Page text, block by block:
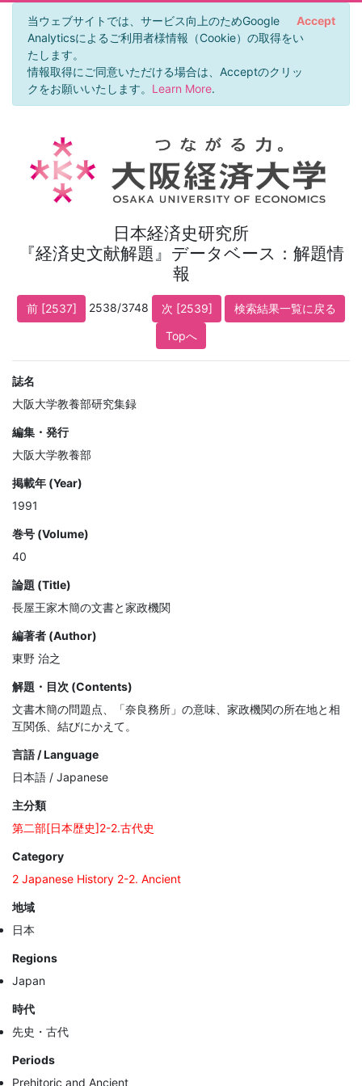
当ウェブサイトでは、サービス向上のためGoogle
Analyticsによるご利用者様情報（Cookie）の取得をい
たします。
情報取得にご同意いただける場合は、Acceptのクリッ
クをお願いいたします。 Learn More.
Accept
日本経済史研究所
『経済史文献解題』データベース：解題情
報
前 [2537] 2538/3748 次 [2539]
検索結果一覧に戻る
Topへ
誌名
大阪大学教養部研究集録
編集・発行
大阪大学教養部
掲載年 (Year)
1991
巻号 (Volume)
40
論題 (Title)
長屋王家木簡の文書と家政機関
編著者 (Author)
東野 治之
解題・目次 (Contents)
文書木簡の問題点、「奈良務所」の意味、家政機関の所在地と相
互関係、結びにかえて。
言語 / Language
日本語 / Japanese
主分類
第二部[日本歴史]2-2.古代史
Category
2 Japanese History 2-2. Ancient
地域
日本
Regions
Japan
時代
先史・古代
Periods
Prehitoric and Ancient